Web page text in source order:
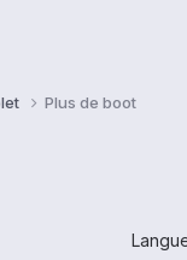
Plus de boot